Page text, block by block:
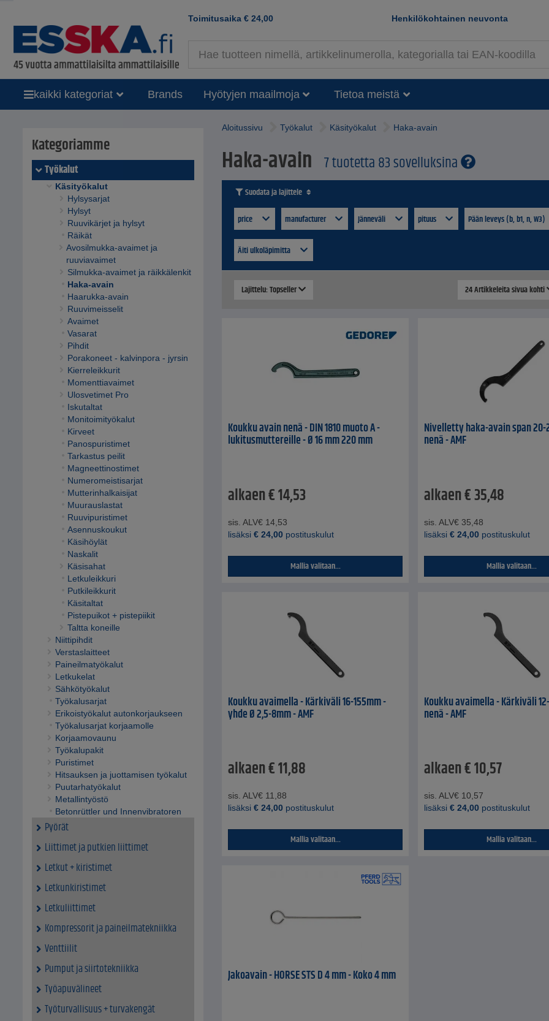
Toimitusaika € 24,00 Henkilökohtainen neuvonta
kaikki kategoriat Brands Hyötyjen maailmoja Tietoa meistä
Kategoriamme
Työkalut
Käsityökalut
Hylsysarjat
Hylsyt
Ruuvikärjet ja hylsyt
Räikät
Avosilmukka-avaimet ja
ruuviavaimet
Silmukka-avaimet ja räikkälenkit
Haka-avain
Haarukka-avain
Ruuvimeisselit
Avaimet
Vasarat
Pihdit
Porakoneet - kalvinpora - jyrsin
Kierreleikkurit
Momenttiavaimet
Ulosvetimet Pro
Iskutaltat
Monitoimityökalut
Kirveet
Panospuristimet
Tarkastus peilit
Magneettinostimet
Numeromeistisarjat
Mutterinhalkaisijat
Muurauslastat
Ruuvipuristimet
Asennuskoukut
Käsihöylät
Naskalit
Käsisahat
Letkuleikkuri
Putkileikkurit
Käsitaltat
Pistepuikot + pistepiikit
Taltta koneille
Niittipihdit
Verstaslaitteet
Paineilmatyökalut
Letkukelat
Sähkötyökalut
Työkalusarjat
Erikoistyökalut autonkorjaukseen
Työkalusarjat korjaamolle
Korjaamovaunu
Työkalupakit
Puristimet
Hitsauksen ja juottamisen työkalut
Puutarhatyökalut
Metallintyöstö
Betonrüttler und Innenvibratoren
Pyörät
Liittimet ja putkien liittimet
Letkut + kiristimet
Letkunkiristimet
Letkuliittimet
Kompressorit ja paineilmatekniikka
Venttiilit
Pumput ja siirtotekniikka
Työapuvälineet
Työturvallisuus + turvakengät
Aloitussivu Työkalut Käsityökalut Haka-avain
Haka-avain 7 tuotetta 83 sovelluksina
Suodata ja lajittele
price
manufacturer Jänneväli pituus Pään leveys (b, b1, n, W3)
Äiti ulkoläpimitta
Lajittelu: Topseller 24 Artikkeleita sivua kohti
Koukku avain nenä - DIN 1810 muoto A -
lukitusmuttereille - Ø 16 mm 220 mm
alkaen€14,53
sis. ALV€ 14,53
lisäksi € 24,00 postituskulut
Mallia valitaan...
Nivelletty haka-avain span 20-
nenä - AMF
alkaen€35,48
sis. ALV€ 35,48
lisäksi € 24,00 postituskulut
Mallia valitaan...
Koukku avaimella - Kärkiväli 16-155mm -
yhde Ø 2,5-8mm - AMF
alkaen€11,88
sis. ALV€ 11,88
lisäksi € 24,00 postituskulut
Mallia valitaan...
Koukku avaimella - Kärkiväli
nenä - AMF
alkaen€10,57
sis. ALV€ 10,57
lisäksi € 24,00 postituskulut
Mallia valitaan...
Jakoavain - HORSE STS D 4 mm - Koko 4 mm